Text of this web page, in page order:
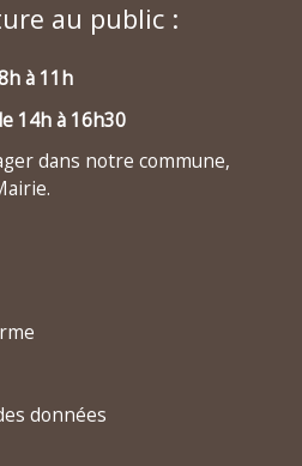
au public :
à 11h
14h à 16h30
dans notre commune,
données